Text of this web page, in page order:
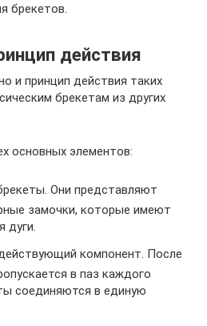
брекетов.
действия
и принцип действия таких
брекетам из других
основных элементов:
Они представляют
замочки, которые имеют
дуги.
компонент. После
в паз каждого
соединяются в единую